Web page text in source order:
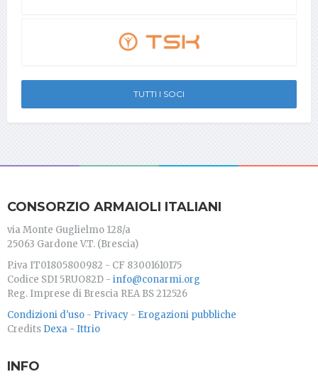
TUTTI I SOCI
CONSORZIO ARMAIOLI ITALIANI
via Monte Guglielmo 128/a
25063 Gardone V.T. (Brescia)
P.iva IT01805800982 - CF 83001610175
Codice SDI 5RUO82D - info@conarmi.org
Reg. Imprese di Brescia REA BS 212526
Condizioni d'uso - Privacy - Erogazioni pubbliche
Credits Dexa - Ittrio
INFO